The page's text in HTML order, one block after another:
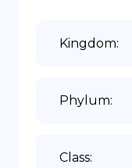
Kingdom:
Phylum:
Class: